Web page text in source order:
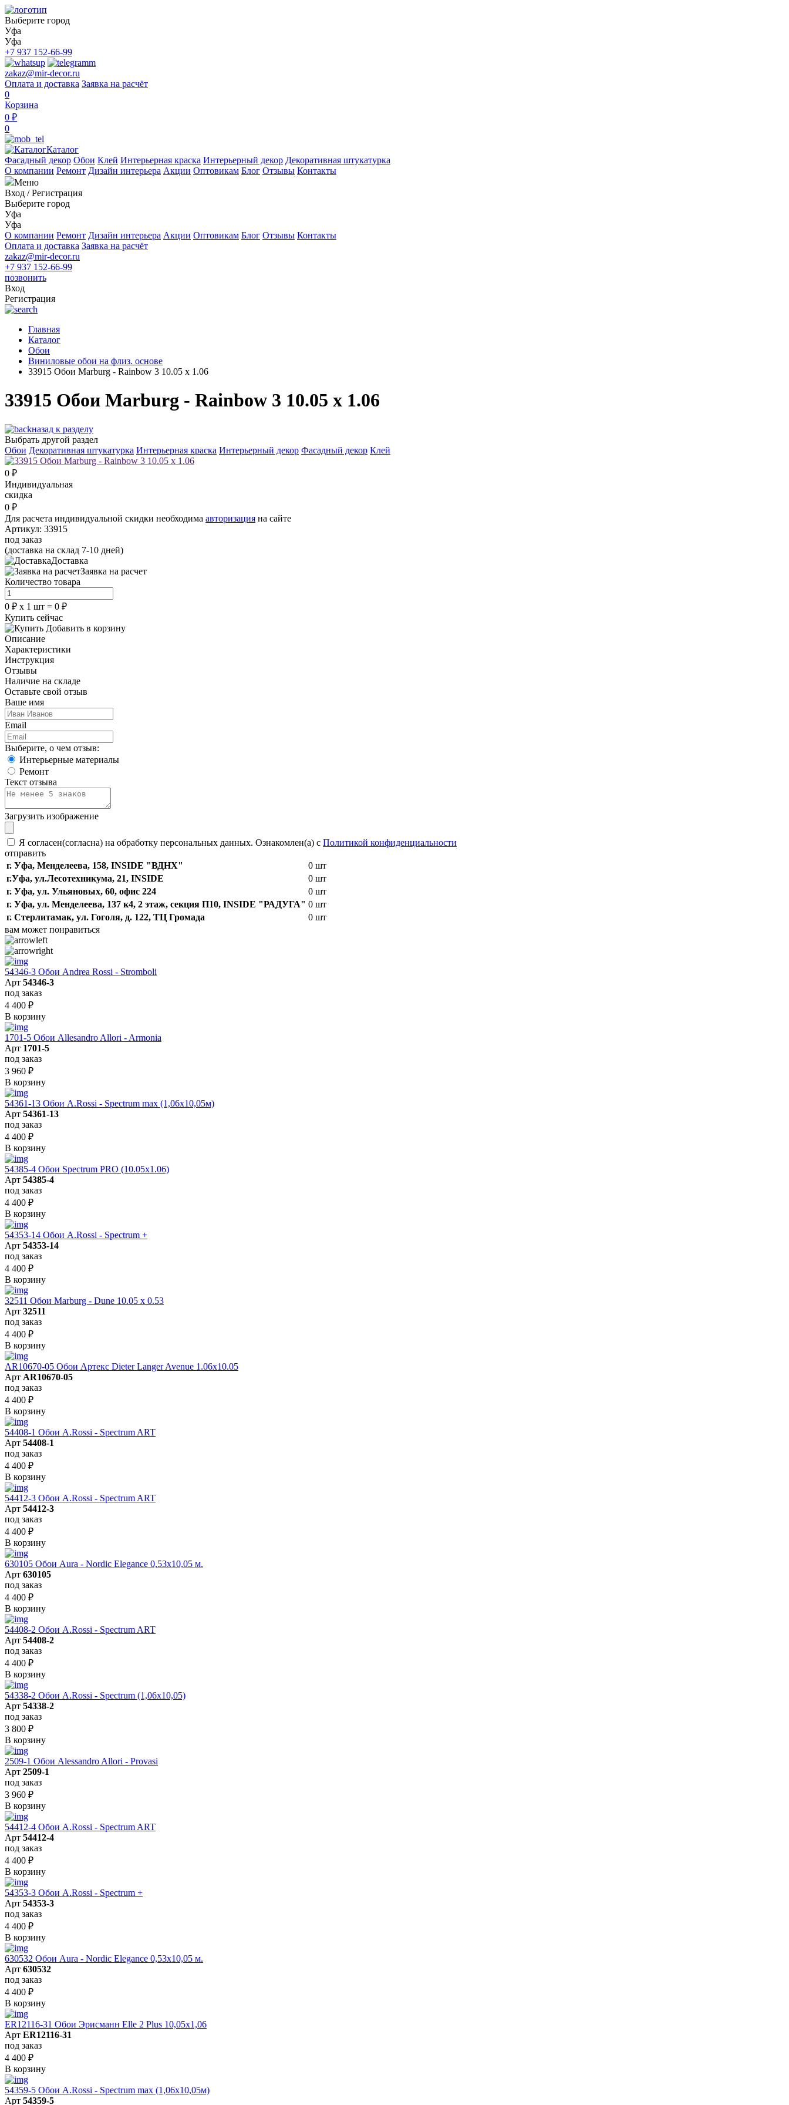
Выберите город
Уфа
Уфа
+7 937 152-66-99
zakaz@mir-decor.ru
Оплата и доставка Заявка на расчёт
0
Корзина
0 ₽
0
Каталог
Фасадный декор Обои Клей Интерьерная краска Интерьерный декор Декоративная штукатурка
О компании Ремонт Дизайн интерьера Акции Оптовикам Блог Отзывы Контакты
Меню
Вход /Регистрация
Выберите город
Уфа
Уфа
О компании Ремонт Дизайн интерьера Акции Оптовикам Блог Отзывы Контакты
Оплата и доставка Заявка на расчёт
zakaz@mir-decor.ru
+7 937 152-66-99
позвонить
Вход
Регистрация
Главная
Каталог
Обои
Виниловые обои на флиз. основе
33915 Обои Marburg - Rainbow 3 10.05 х 1.06
33915 Обои Marburg - Rainbow 3 10.05 х 1.06
назад к разделу
Выбрать другой раздел
Обои Декоративная штукатурка Интерьерная краска Интерьерный декор Фасадный декор Клей
0 ₽
Индивидуальная
скидка
0 ₽
Для расчета индивидуальной скидки необходима авторизация на сайте
Артикул: 33915
под заказ
(доставка на склад 7-10 дней)
Доставка
Заявка на расчет
Количество товара
0 ₽ х 1 шт = 0 ₽
Купить сейчас
Добавить в корзину
Описание
Характеристики
Инструкция
Отзывы
Наличие на складе
Оставьте свой отзыв
Ваше имя
Email
Выберите, о чем отзыв:
Интерьерные материалы
Ремонт
Текст отзыва
Загрузить изображение
Я согласен(согласна) на обработку персональных данных. Ознакомлен(а) с Политикой конфиденциальности
отправить
г. Уфа, Менделеева, 158, INSIDE "ВДНХ"
0 шт
г.Уфа, ​ул.Лесотехникума, 21, INSIDE
0 шт
г. Уфа, ул. Ульяновых, 60, офис 224
0 шт
г. Уфа, ул. Менделеева, 137 к4, ​2 этаж, секция П10, INSIDE "РАДУГА" 0 шт
г. Стерлитамак, ул. Гоголя, д. 122, ТЦ Громада
0 шт
вам может понравиться
54346-3 Обои Andrea Rossi - Stromboli
Арт 54346-3
под заказ
4 400 ₽
В корзину
1701-5 Обои Allesandro Allori - Armonia
Арт 1701-5
под заказ
3 960 ₽
В корзину
54361-13 Обои A.Rossi - Spectrum max (1,06x10,05м)
Арт 54361-13
под заказ
4 400 ₽
В корзину
54385-4 Обои Spectrum PRO (10.05х1.06)
Арт 54385-4
под заказ
4 400 ₽
В корзину
54353-14 Обои A.Rossi - Spectrum +
Арт 54353-14
под заказ
4 400 ₽
В корзину
32511 Обои Marburg - Dune 10.05 х 0.53
Арт 32511
под заказ
4 400 ₽
В корзину
AR10670-05 Обои Артекс Dieter Langer Avenue 1.06x10.05
Арт AR10670-05
под заказ
4 400 ₽
В корзину
54408-1 Обои A.Rossi - Spectrum ART
Арт 54408-1
под заказ
4 400 ₽
В корзину
54412-3 Обои A.Rossi - Spectrum ART
Арт 54412-3
под заказ
4 400 ₽
В корзину
630105 Обои Aura - Nordic Elegance 0,53x10,05 м.
Арт 630105
под заказ
4 400 ₽
В корзину
54408-2 Обои A.Rossi - Spectrum ART
Арт 54408-2
под заказ
4 400 ₽
В корзину
54338-2 Обои A.Rossi - Spectrum (1,06x10,05)
Арт 54338-2
под заказ
3 800 ₽
В корзину
2509-1 Обои Alessandro Allori - Provasi
Арт 2509-1
под заказ
3 960 ₽
В корзину
54412-4 Обои A.Rossi - Spectrum ART
Арт 54412-4
под заказ
4 400 ₽
В корзину
54353-3 Обои A.Rossi - Spectrum +
Арт 54353-3
под заказ
4 400 ₽
В корзину
630532 Обои Aura - Nordic Elegance 0,53x10,05 м.
Арт 630532
под заказ
4 400 ₽
В корзину
ER12116-31 Обои Эрисманн Elle 2 Plus 10,05x1,06
Арт ER12116-31
под заказ
4 400 ₽
В корзину
54359-5 Обои A.Rossi - Spectrum max (1,06x10,05м)
Арт 54359-5